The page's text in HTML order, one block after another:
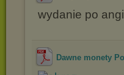
wydanie po
Dawne monety